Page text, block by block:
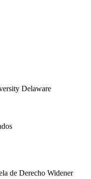
Delaware
de Derecho Widener